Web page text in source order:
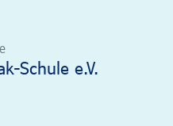
Schule e.V.